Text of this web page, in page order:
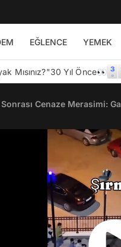
EĞLENCE YEMEK
Mısınız?"30 Yıl Önce👀
Cenaze Merasimi: